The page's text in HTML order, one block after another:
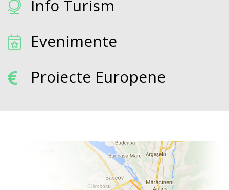
Info Turism
Evenimente
Proiecte Europene